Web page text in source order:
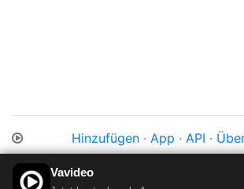
Hinzufügen · App · API ·
Impressum
Vavideo